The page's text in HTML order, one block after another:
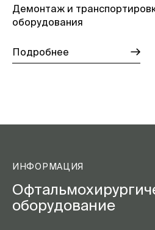
Демонтаж и
оборудования
Подробнее
ИНФОРМАЦИЯ
оборудование